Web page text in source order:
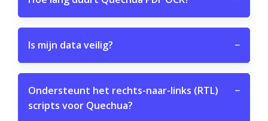
Is mijn data veilig? −
Ondersteunt het rechts-naar-links (RTL)
scripts voor Quechua?
−